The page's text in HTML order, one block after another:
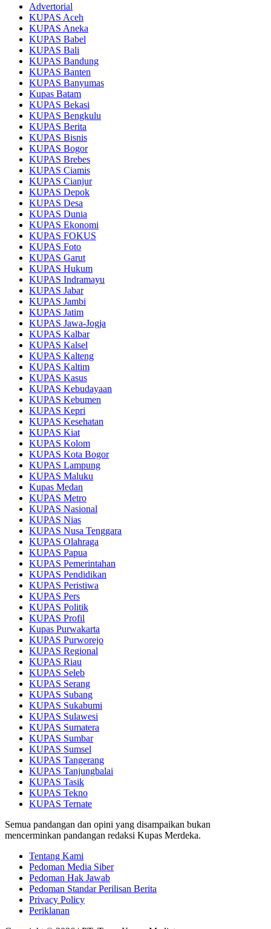
Advertorial
KUPAS Aceh
KUPAS Aneka
KUPAS Babel
KUPAS Bali
KUPAS Bandung
KUPAS Banten
KUPAS Banyumas
Kupas Batam
KUPAS Bekasi
KUPAS Bengkulu
KUPAS Berita
KUPAS Bisnis
KUPAS Bogor
KUPAS Brebes
KUPAS Ciamis
KUPAS Cianjur
KUPAS Depok
KUPAS Desa
KUPAS Dunia
KUPAS Ekonomi
KUPAS FOKUS
KUPAS Foto
KUPAS Garut
KUPAS Hukum
KUPAS Indramayu
KUPAS Jabar
KUPAS Jambi
KUPAS Jatim
KUPAS Jawa-Jogja
KUPAS Kalbar
KUPAS Kalsel
KUPAS Kalteng
KUPAS Kaltim
KUPAS Kasus
KUPAS Kebudayaan
KUPAS Kebumen
KUPAS Kepri
KUPAS Kesehatan
KUPAS Kiat
KUPAS Kolom
KUPAS Kota Bogor
KUPAS Lampung
KUPAS Maluku
Kupas Medan
KUPAS Metro
KUPAS Nasional
KUPAS Nias
KUPAS Nusa Tenggara
KUPAS Olahraga
KUPAS Papua
KUPAS Pemerintahan
KUPAS Pendidikan
KUPAS Peristiwa
KUPAS Pers
KUPAS Politik
KUPAS Profil
Kupas Purwakarta
KUPAS Purworejo
KUPAS Regional
KUPAS Riau
KUPAS Seleb
KUPAS Serang
KUPAS Subang
KUPAS Sukabumi
KUPAS Sulawesi
KUPAS Sumatera
KUPAS Sumbar
KUPAS Sumsel
KUPAS Tangerang
KUPAS Tanjungbalai
KUPAS Tasik
KUPAS Tekno
KUPAS Ternate
Semua pandangan dan opini yang disampaikan bukan
mencerminkan pandangan redaksi Kupas Merdeka.
Tentang Kami
Pedoman Media Siber
Pedoman Hak Jawab
Pedoman Standar Perilisan Berita
Privacy Policy
Periklanan